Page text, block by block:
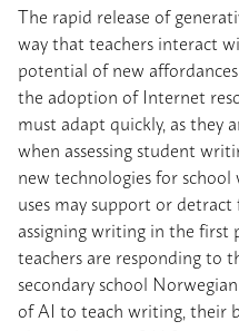
The rapid release of
way that teachers interact
potential of new
the adoption of Internet
must adapt quickly, as they
when assessing student
new technologies for
uses may support or detract
assigning writing in the first
teachers are responding to
secondary school
of AI to teach writing, their